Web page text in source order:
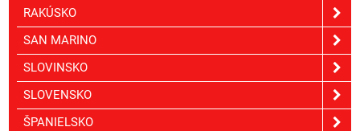
RAKÚSKO
SAN MARINO
SLOVINSKO
SLOVENSKO
ŠPANIELSKO